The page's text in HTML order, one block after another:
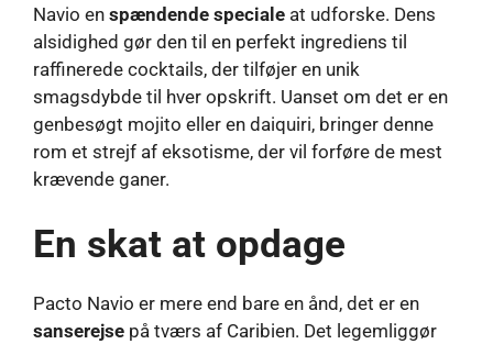
Navio en spændende speciale at udforske. Dens
alsidighed gør den til en perfekt ingrediens til
raffinerede cocktails, der tilføjer en unik
smagsdybde til hver opskrift. Uanset om det er en
genbesøgt mojito eller en daiquiri, bringer denne
rom et strejf af eksotisme, der vil forføre de mest
krævende ganer.
En skat at opdage
Pacto Navio er mere end bare en ånd, det er en
sanserejse på tværs af Caribien. Det legemliggør